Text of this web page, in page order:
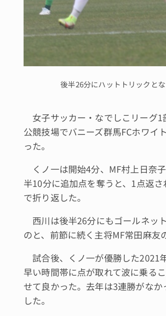
後半26分にハットトリックと
女子サッカー・なでしこリーグ1
公競技場でバニーズ群馬FCホワ
った。
くノ一は開始4分、MF村上日奈
半10分に追加点を奪うと、1点返
で折り返した。
西川は後半26分にもゴールネッ
のと、前節に続く主将MF常田麻友
試合後、くノ一が優勝した2021
早い時間帯に点が取れて波に乗る
せて良かった。去年は3連勝がな
した。